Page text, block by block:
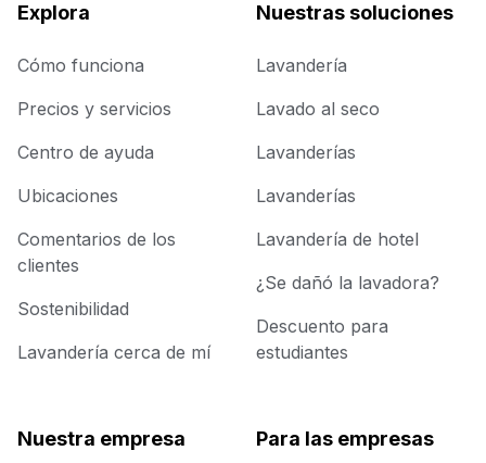
Explora
Cómo funciona
Precios y servicios
Centro de ayuda
Ubicaciones
Comentarios de los
clientes
Sostenibilidad
Lavandería cerca de mí
Nuestras soluciones
Lavandería
Lavado al seco
Lavanderías
Lavanderías
Lavandería de hotel
¿Se dañó la lavadora?
Descuento para
estudiantes
Nuestra empresa Para las empresas